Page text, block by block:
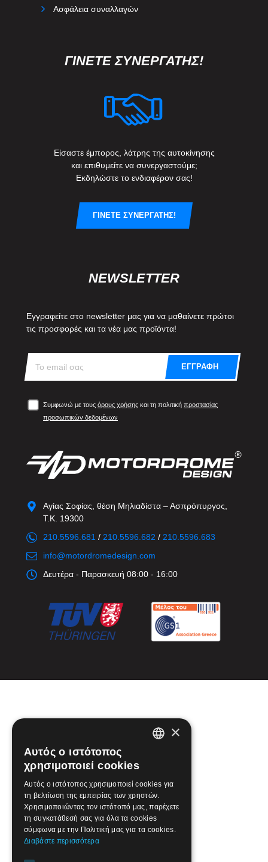
Ασφάλεια συναλλαγών
ΓΙΝΕΤΕ ΣΥΝΕΡΓΑΤΗΣ!
Είσαστε έμπορος, λάτρης της αυτοκίνησης
και επιθυμείτε να συνεργαστούμε;
Εκδηλώστε το ενδιαφέρον σας!
ΓΙΝΕΤΕ ΣΥΝΕΡΓΑΤΗΣ!
NEWSLETTER
Εγγραφείτε στο newsletter μας για να μαθαίνετε πρώτοι
τις προσφορές και τα νέα μας προϊόντα!
ΕΓΓΡΑΦΗ
Συμφωνώ με τους όρους χρήσης και τη πολιτική προστασίας
προσωπικών δεδομένων
Αγίας Σοφίας, θέση Μηλιαδίστα – Ασπρόπυργος,
Τ.Κ. 19300
210.5596.681 / 210.5596.682 / 210.5596.683
info@motordromedesign.com
Δευτέρα - Παρασκευή 08:00 - 16:00
×
Αυτός ο ιστότοπος
χρησιμοποιεί cookies
Αυτός ο ιστότοπος χρησιμοποιεί cookies για
τη βελτίωση της εμπειρίας των χρηστών.
Χρησιμοποιώντας τον ιστότοπό μας, παρέχετε
τη συγκατάθεσή σας για όλα τα cookies
σύμφωνα με την Πολιτική μας για τα cookies.
Διαβάστε περισσότερα